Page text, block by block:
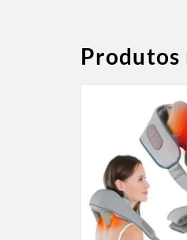
Produtos